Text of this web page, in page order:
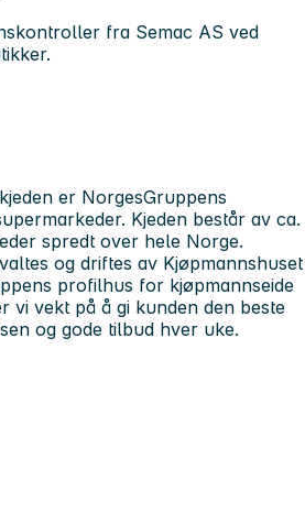
fra Semac AS ved
er NorgesGruppens
Kjeden består av ca.
spredt over hele Norge.
og driftes av Kjøpmannshuset
profilhus for kjøpmannseide
vi vekt på å gi kunden den beste
og gode tilbud hver uke.